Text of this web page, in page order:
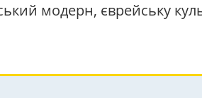
модерн, єврейську